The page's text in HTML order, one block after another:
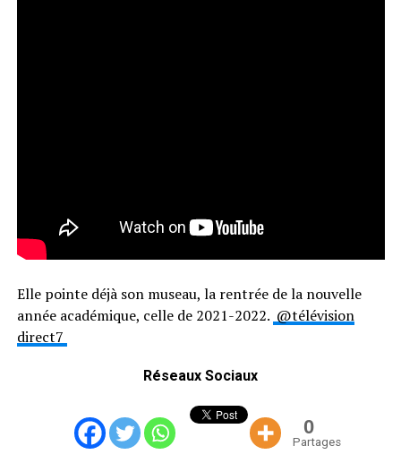
Elle pointe déjà son museau, la rentrée de la nouvelle
année académique, celle de 2021-2022. @télévision
direct7
Réseaux Sociaux
0
Partages